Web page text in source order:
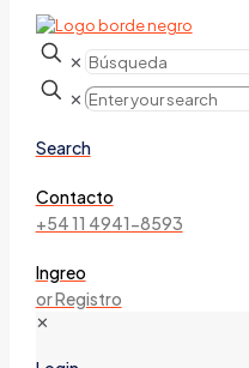
✕
✕
Search
Contacto
+54 11 4941-8593
Ingreo
or Registro
✕